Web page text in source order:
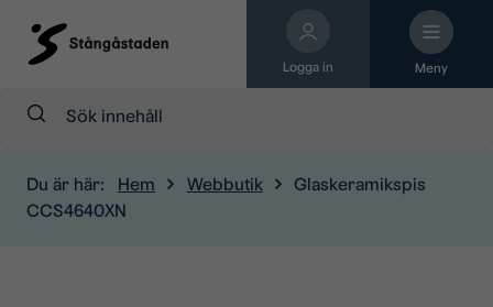
Logga in Meny
Sök:
Du är här: Hem Webbutik
Glaskeramikspis
CCS4640XN